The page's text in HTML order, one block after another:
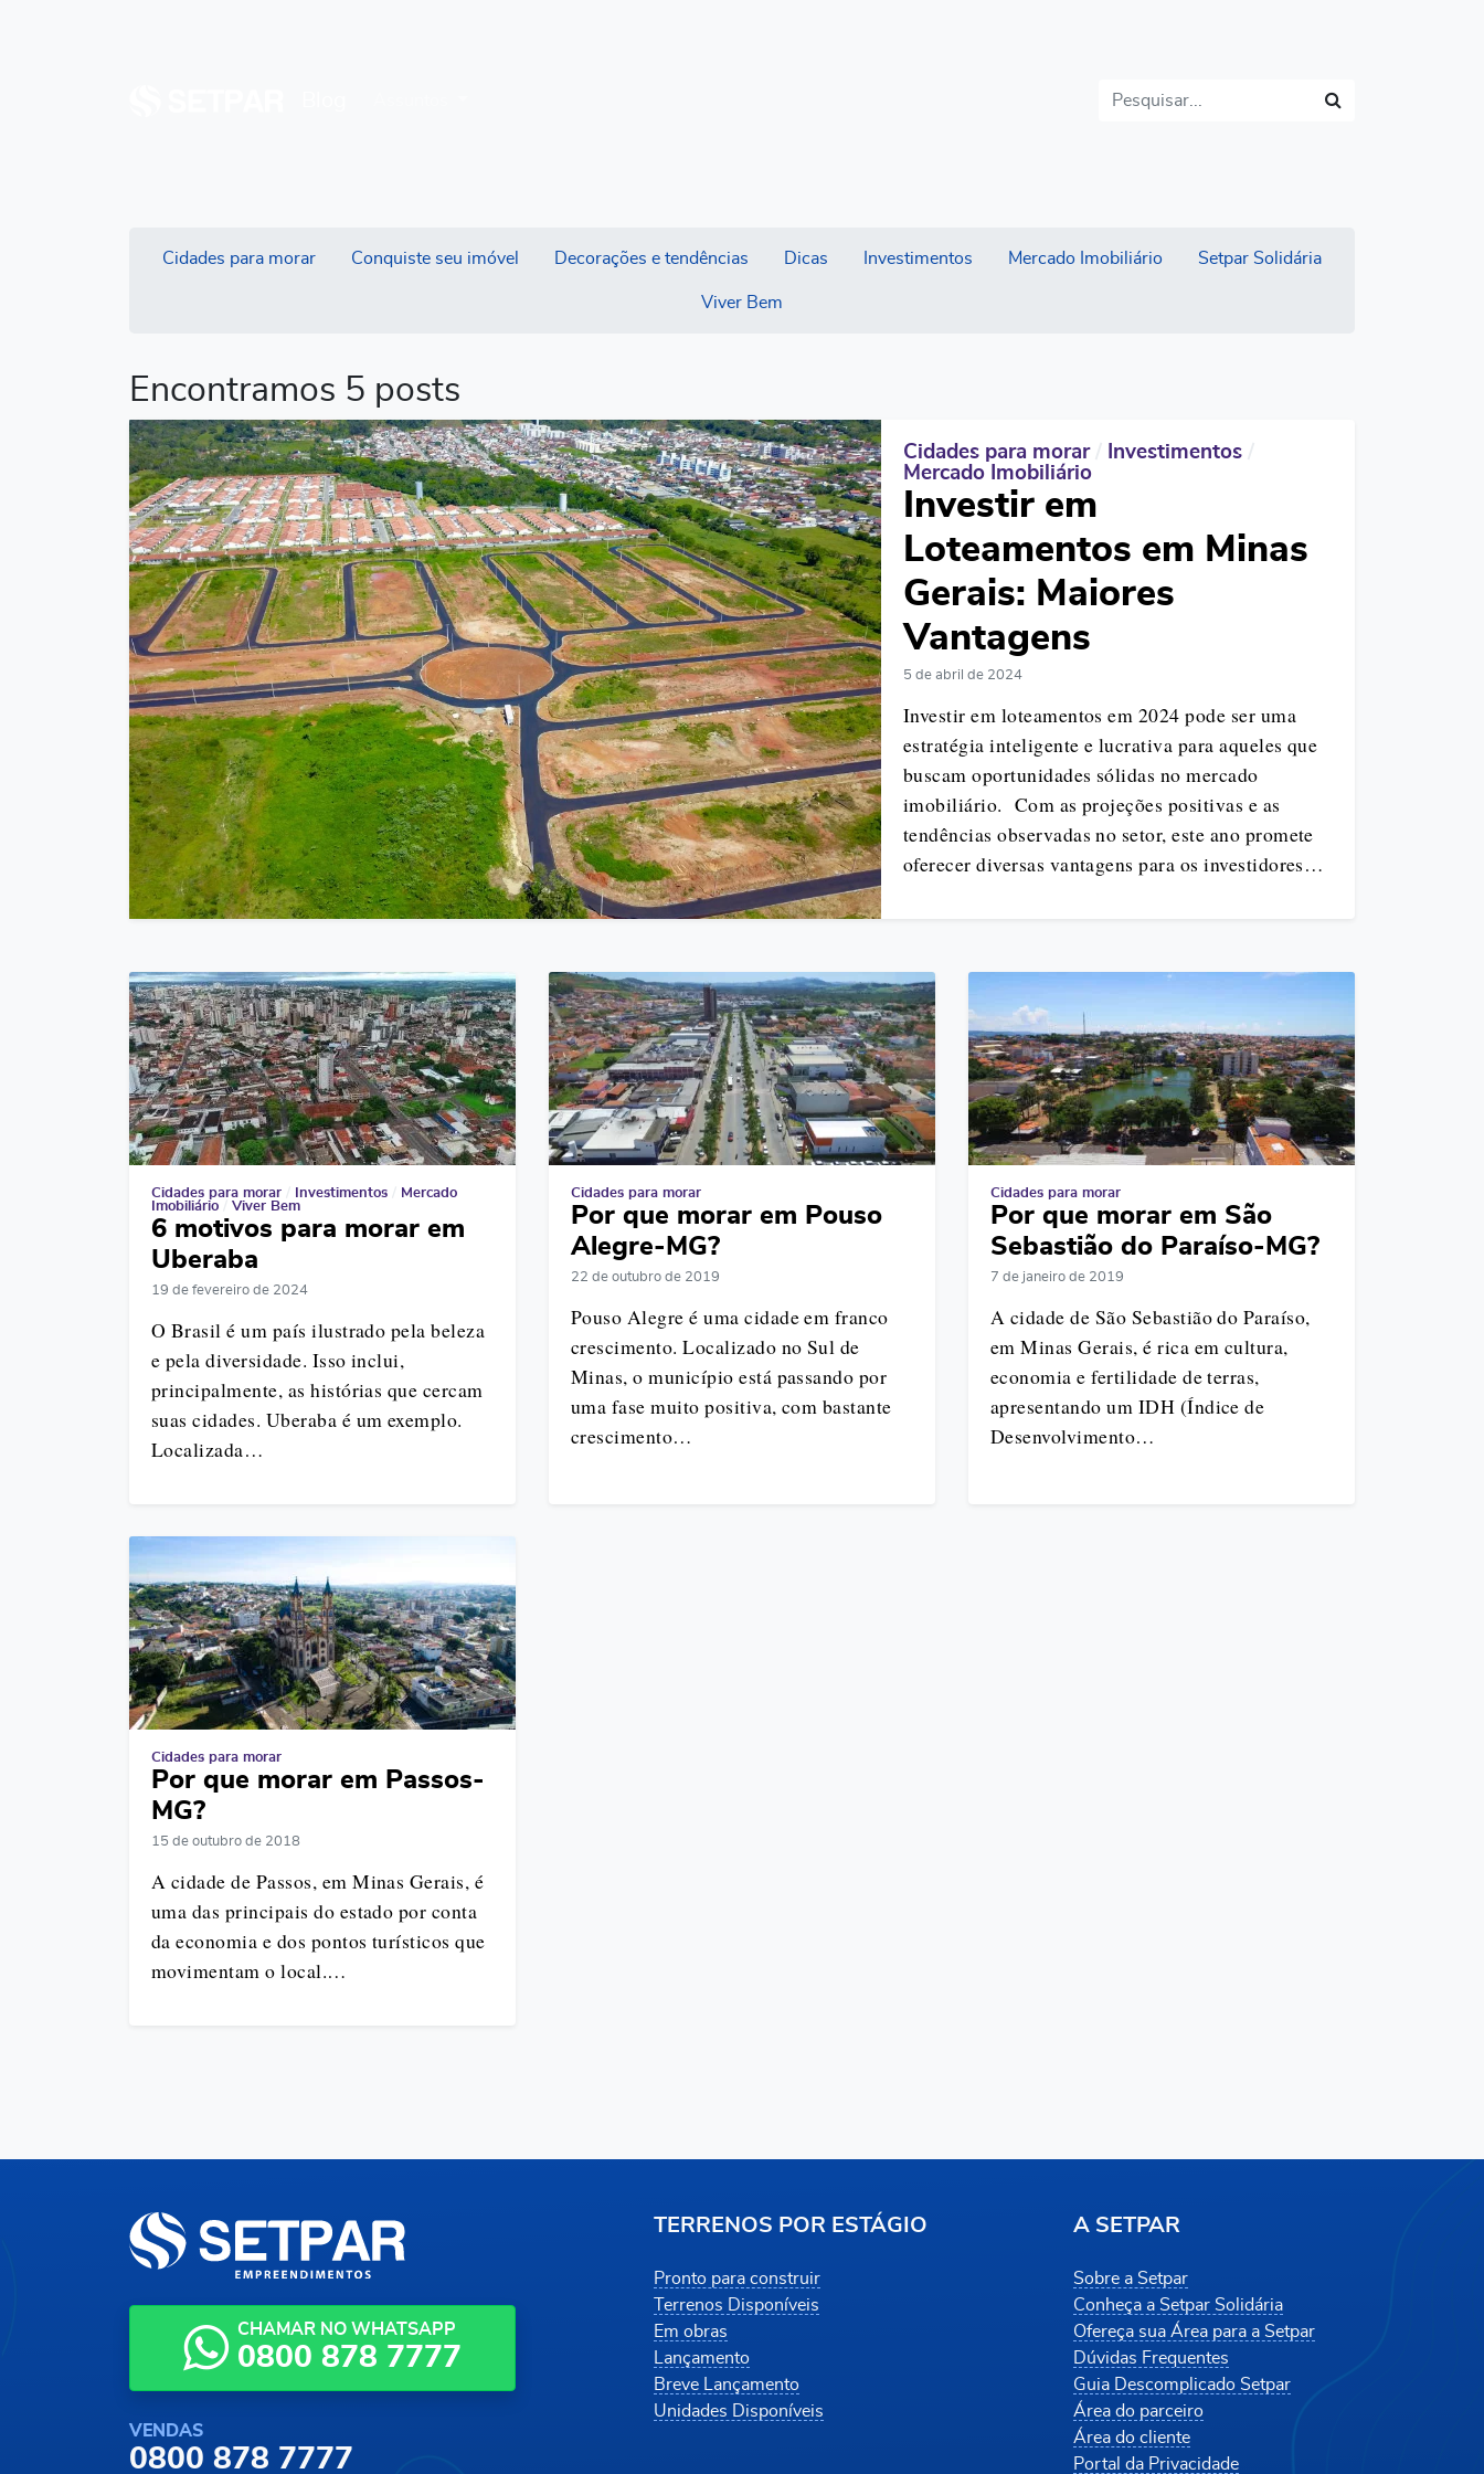
Cidades para morar Conquiste seu imóvel Decorações e tendências Dicas Investimentos Mercado Imobiliário Setpar Solidária
Viver Bem
Encontramos 5 posts
Cidades para morar Investimentos
Mercado Imobiliário
Investir em
Loteamentos em Minas
Gerais: Maiores
Vantagens
5 de abril de 2024
Investir em loteamentos em 2024 pode ser uma
estratégia inteligente e lucrativa para aqueles que
buscam oportunidades sólidas no mercado
imobiliário. Com as projeções positivas e as
tendências observadas no setor, este ano promete
oferecer diversas vantagens para os investidores…
Cidades para morar Investimentos
Mercado
Imobiliário
Viver Bem
6 motivos para morar em
Uberaba
19 de fevereiro de 2024
O Brasil é um país ilustrado pela beleza
e pela diversidade. Isso inclui,
principalmente, as histórias que cercam
suas cidades. Uberaba é um exemplo.
Localizada…
Cidades para morar
Por que morar em Pouso
Alegre-MG?
22 de outubro de 2019
Pouso Alegre é uma cidade em franco
crescimento. Localizado no Sul de
Minas, o município está passando por
uma fase muito positiva, com bastante
crescimento…
Cidades para morar
Por que morar em São
Sebastião do Paraíso-MG?
7 de janeiro de 2019
A cidade de São Sebastião do Paraíso,
em Minas Gerais, é rica em cultura,
economia e fertilidade de terras,
apresentando um IDH (Índice de
Desenvolvimento…
Cidades para morar
Por que morar em Passos-
MG?
15 de outubro de 2018
A cidade de Passos, em Minas Gerais, é
uma das principais do estado por conta
da economia e dos pontos turísticos que
movimentam o local.…
CHAMAR NO WHATSAPP
0800 878 7777
VENDAS
0800 878 7777
TERRENOS POR ESTÁGIO
Pronto para construir
Terrenos Disponíveis
Em obras
Lançamento
Breve Lançamento
Unidades Disponíveis
A SETPAR
Sobre a Setpar
Conheça a Setpar Solidária
Ofereça sua Área para a Setpar
Dúvidas Frequentes
Guia Descomplicado Setpar
Área do parceiro
Área do cliente
Portal da Privacidade